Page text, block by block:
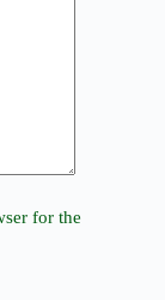
for the